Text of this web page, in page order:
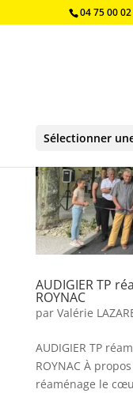
04 75 00
Sélectionner
AUDIGIER TP
ROYNAC
par Valérie
AUDIGIER TP
ROYNAC À
réaménage le